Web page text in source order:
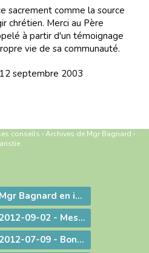
sacrement comme la source
chrétien. Merci au Père
à partir d'un témoignage
vie de sa communauté.
septembre 2003
conseils ›Archives de Mgr Bagnard ›
Mgr Bagnard en images
2012-09-02 - Message d'au-revoir de Mgr Bagnard
2012-07-09 - Bonne Route !